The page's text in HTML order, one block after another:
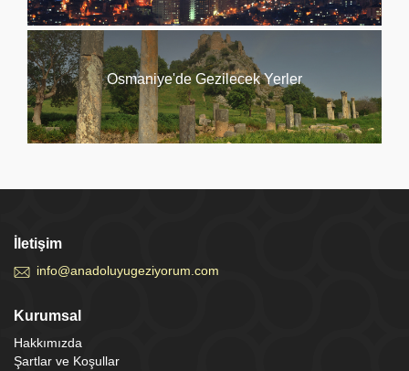
Osmaniye'de Gezilecek Yerler
İletişim
info@anadoluyugeziyorum.com
Kurumsal
Hakkımızda
Şartlar ve Koşullar